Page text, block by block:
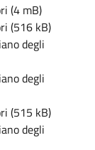
(4 mB)
(516 kB)
degli
degli
(515 kB)
degli